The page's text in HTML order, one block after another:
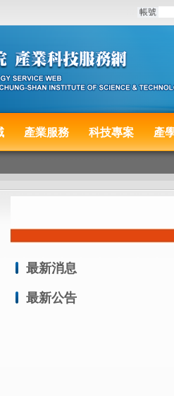
帳號
產業服務 科技專案 產
最新消息
最新公告